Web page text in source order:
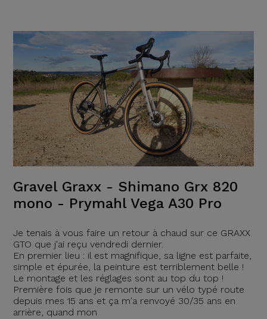
Gravel Graxx - Shimano Grx 820
mono - Prymahl Vega A30 Pro
Je tenais à vous faire un retour à chaud sur ce GRAXX
GTO que j'ai reçu vendredi dernier.
En premier lieu : il est magnifique, sa ligne est parfaite,
simple et épurée, la peinture est terriblement belle !
Le montage et les réglages sont au top du top !
Première fois que je remonte sur un vélo typé route
depuis mes 15 ans et ça m'a renvoyé 30/35 ans en
arrière, quand mon